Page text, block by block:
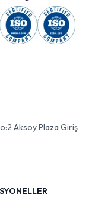
Aksoy Plaza Giriş